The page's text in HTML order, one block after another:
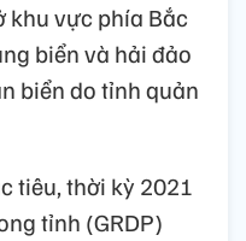
khu vực phía Bắc
biển và hải đảo
biển do tỉnh quản
tiêu, thời kỳ 2021
tỉnh (GRDP)